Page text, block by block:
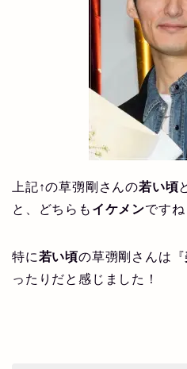
上記↑の草彅剛さんの若い頃
と、どちらも イケメンですね
特に若い頃の草彅剛さんは『
ったりだと感じました！